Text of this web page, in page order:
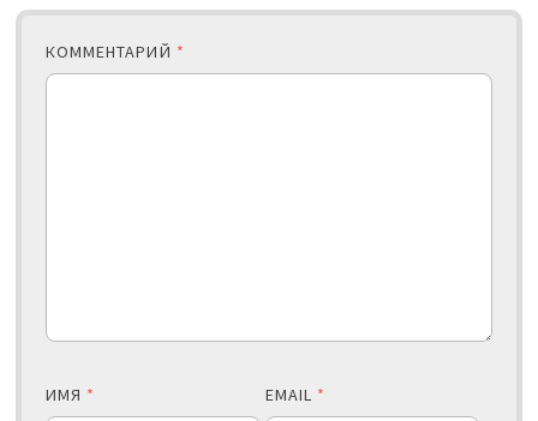
КОММЕНТАРИЙ *
ИМЯ * EMAIL *